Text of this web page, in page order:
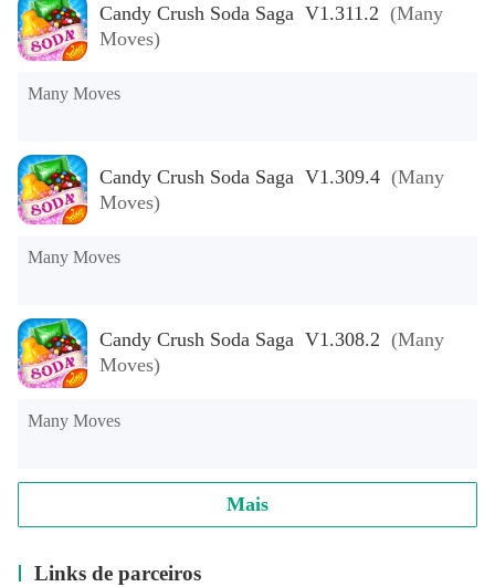
Candy Crush Soda Saga V1.311.2 (Many
Moves)
Many Moves
Candy Crush Soda Saga V1.309.4 (Many
Moves)
Many Moves
Candy Crush Soda Saga V1.308.2 (Many
Moves)
Many Moves
Mais
Links de parceiros